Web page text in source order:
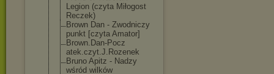
Legion (czyta Miłogost
Reczek)
Brown Dan - Zwodniczy
punkt [czyta Amator]
Brown.Dan-Pocz
atek.czyt.J.Rozenek
Bruno Apitz - Nadzy
wśród wilków